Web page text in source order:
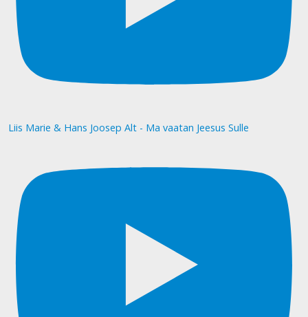
Liis Marie & Hans Joosep Alt - Ma vaatan Jeesus Sulle